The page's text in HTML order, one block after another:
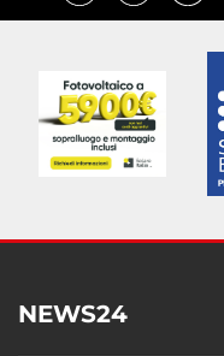
NEWS24